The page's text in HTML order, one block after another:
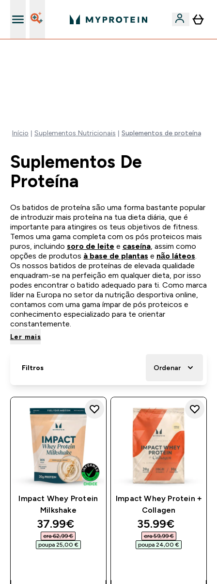
Início Suplementos Nutricionais Suplementos de proteína
Suplementos De
Proteína
Os batidos de proteína são uma forma bastante popular
de introduzir mais proteína na tua dieta diária, que é
importante para atingires os teus objetivos de fitness.
Temos uma gama completa com os pós proteicos mais
puros, incluindo soro de leite e caseína, assim como
opções de produtos à base de plantas e não láteos
Os nossos batidos de proteínas de elevada qualidade
enquadram-se na perfeição em qualquer dieta, por isso
podes encontrar o batido adequado para ti. Como marca
líder na Europa no setor da nutrição desportiva online,
contamos com uma gama ímpar de pós proteicos e
conhecimento especializado para te orientar
constantemente.
Ler mais
Filtros Ordenar
Impact Whey Protein
Milkshake
discounted price
37.99€‎
era 62,99 €‎
poupa 25,00 €‎
Impact Whey Protein +
Collagen
discounted
35.99€‎
era 59,99 €‎
poupa 24,00 €‎